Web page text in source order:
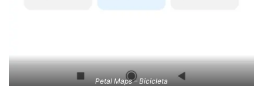
Petal Maps – Bicicleta